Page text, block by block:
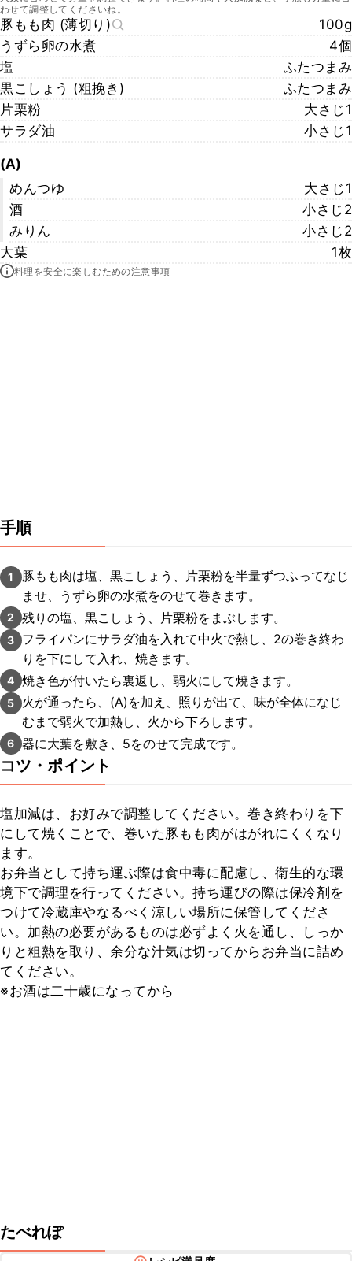
わせて調整してくださいね。
豚もも肉 (薄切り)
100g
うずら卵の水煮
4個
塩
ふたつまみ
黒こしょう (粗挽き)
ふたつまみ
片栗粉
大さじ1
サラダ油
小さじ1
(A)
めんつゆ
大さじ1
酒
小さじ2
みりん
小さじ2
大葉
1枚
料理を安全に楽しむための注意事項
手順
1
豚もも肉は塩、黒こしょう、片栗粉を半量ずつふってなじ
ませ、うずら卵の水煮をのせて巻きます。
2 残りの塩、黒こしょう、片栗粉をまぶします。
3
フライパンにサラダ油を入れて中火で熱し、2の巻き終わ
りを下にして入れ、焼きます。
4 焼き色が付いたら裏返し、弱火にして焼きます。
5
火が通ったら、(A)を加え、照りが出て、味が全体になじ
むまで弱火で加熱し、火から下ろします。
6 器に大葉を敷き、5をのせて完成です。
コツ・ポイント
塩加減は、お好みで調整してください。巻き終わりを下
にして焼くことで、巻いた豚もも肉がはがれにくくなり
ます。
お弁当として持ち運ぶ際は食中毒に配慮し、衛生的な環
境下で調理を行ってください。持ち運びの際は保冷剤を
つけて冷蔵庫やなるべく涼しい場所に保管してくださ
い。加熱の必要があるものは必ずよく火を通し、しっか
りと粗熱を取り、余分な汁気は切ってからお弁当に詰め
てください。
※お酒は二十歳になってから
たべれぽ